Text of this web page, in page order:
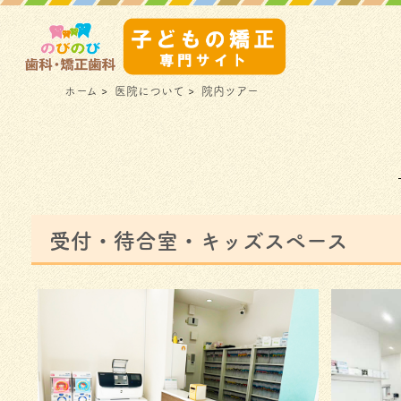
ホーム > 医院について > 院内ツアー
受付・待合室・キッズスペース